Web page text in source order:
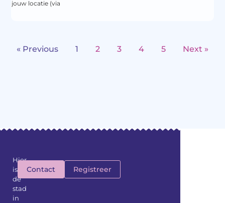
jouw locatie (via
« Previous 1 2 3 4 5 Next »
Hier
is
de
stad
in
Contact Registreer